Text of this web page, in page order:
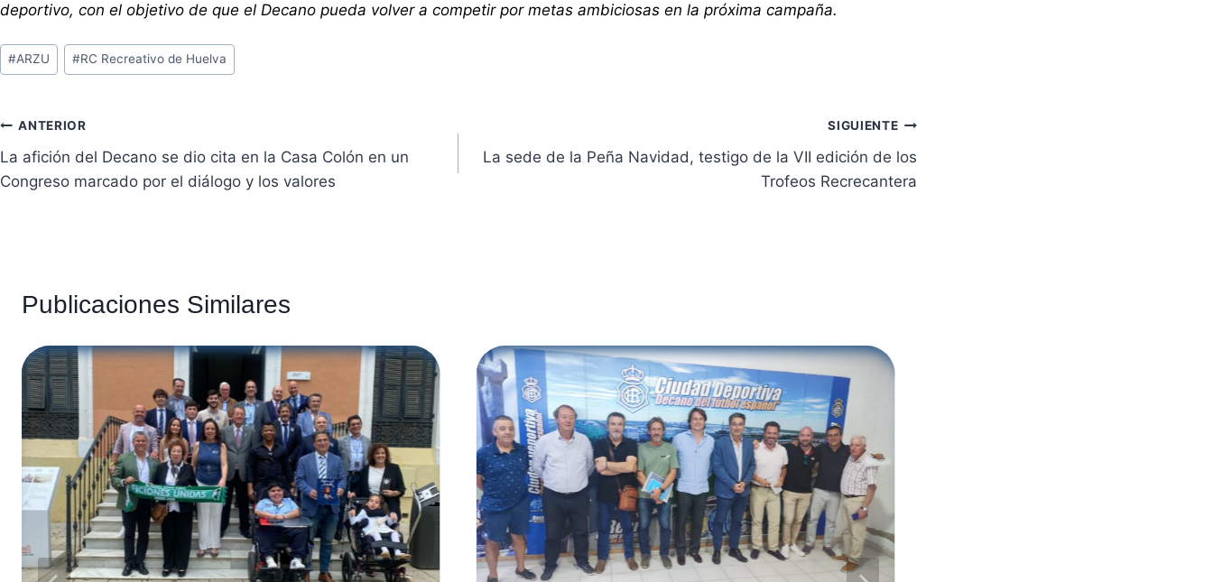
deportivo, con el objetivo de que el Decano pueda volver a competir por metas ambiciosas en la próxima campaña.
Etiquetas
de
entrada:
#ARZU #RC Recreativo de Huelva
Navegación
de
ANTERIOR
La afición del Decano se dio cita en la Casa Colón en un
Congreso marcado por el diálogo y los valores
SIGUIENTE
La sede de la Peña Navidad, testigo de la VII edición de los
Trofeos Recrecantera
Publicaciones Similares